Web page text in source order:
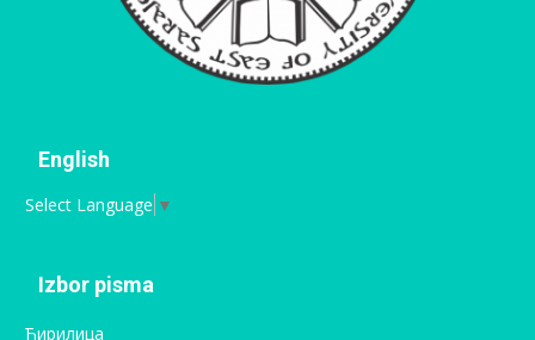
English
Select Language ▼
Izbor pisma
Ћирилица